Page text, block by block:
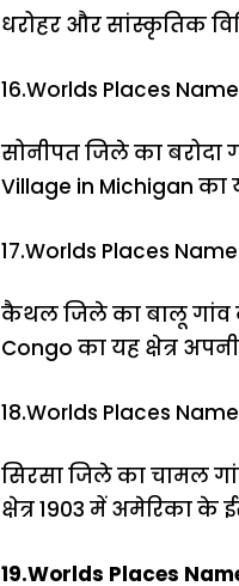
धरोहर और सांस्कृतिक
16.Worlds Places
सोनीपत जिले का बरोदा
Village in Michigan का
17.Worlds Places
कैथल जिले का बालू गांव
Congo का यह क्षेत्र
18.Worlds Places
सिरसा जिले का चामल
क्षेत्र 1903 में अमेरिका के
19.Worlds Places